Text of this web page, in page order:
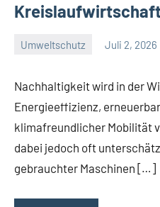
Umweltschutz Juli 2, 2026
Nachhaltigkeit wird in der
Energieeffizienz,
klimafreundlicher Mobilität
dabei jedoch oft
gebrauchter Maschinen […]